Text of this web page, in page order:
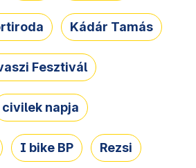
Kádár Tamás
Fesztivál
civilek napja
I bike BP Rezsi